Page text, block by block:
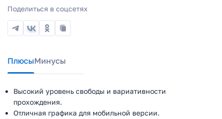
Поделиться в соцсетях
ПлюсыМинусы
Высокий уровень свободы и вариативности
прохождения.
Отличная графика для мобильной версии.